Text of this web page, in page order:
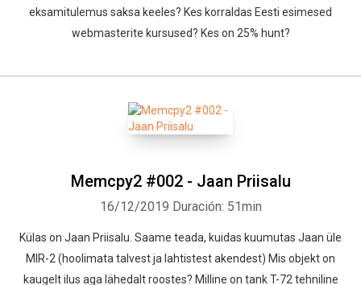
eksamitulemus saksa keeles? Kes korraldas Eesti esimesed
webmasterite kursused? Kes on 25% hunt?
Memcpy2 #002 - Jaan Priisalu
16/12/2019 Duración: 51min
Külas on Jaan Priisalu. Saame teada, kuidas kuumutas Jaan üle
MIR-2 (hoolimata talvest ja lahtistest akendest) Mis objekt on
kaugelt ilus aga lähedalt roostes? Milline on tank T-72 tehniline